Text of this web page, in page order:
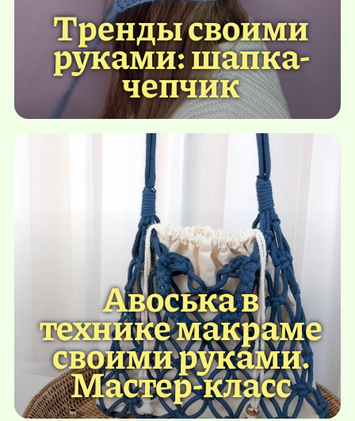
Тренды своими
руками: шапка-
чепчик
Авоська в
технике макраме
своими руками.
Мастер-класс